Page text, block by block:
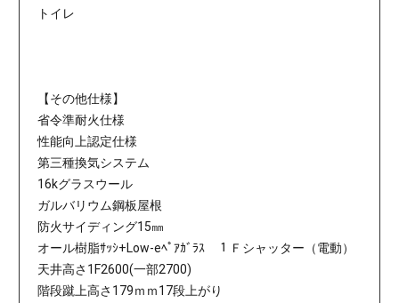
トイレ
【その他仕様】
省令準耐火仕様
性能向上認定仕様
第三種換気システム
16kグラスウール
ガルバリウム鋼板屋根
防火サイディング15㎜
オール樹脂ｻｯｼ+Low-eﾍﾟｱｶﾞﾗｽ １Ｆシャッター（電動）
天井高さ1F2600(一部2700)
階段蹴上高さ179ｍｍ17段上がり